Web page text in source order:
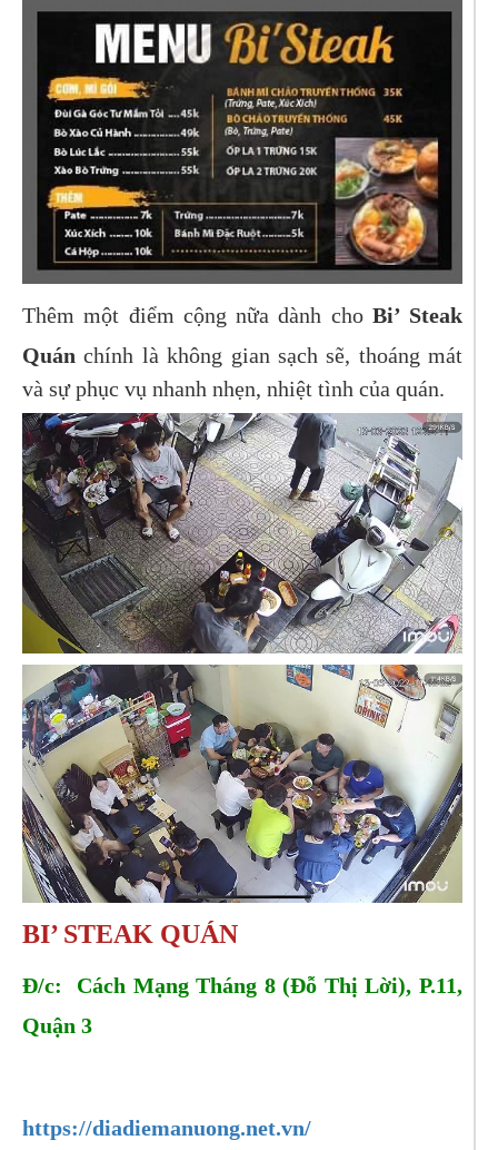
Thêm một điểm cộng nữa dành cho Bi’ Steak
Quán chính là không gian sạch sẽ, thoáng mát
và sự phục vụ nhanh nhẹn, nhiệt tình của quán.
BI’ STEAK QUÁN
Đ/c: Cách Mạng Tháng 8 (Đỗ Thị Lời), P.11,
Quận 3
https://diadiemanuong.net.vn/